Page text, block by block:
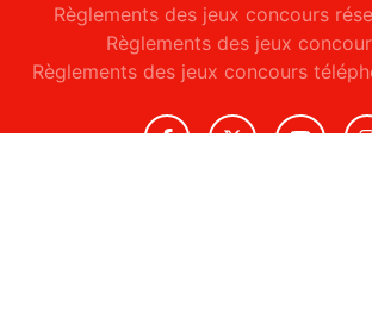
Règlements des jeux concours
Règlements des jeux
Règlements des jeux concours